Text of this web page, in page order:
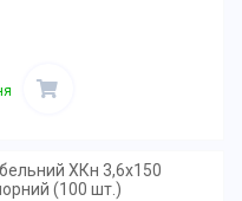
ХКн 3,6х150
(100 шт.)